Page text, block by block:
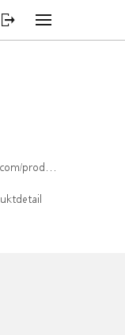
CH1564516784